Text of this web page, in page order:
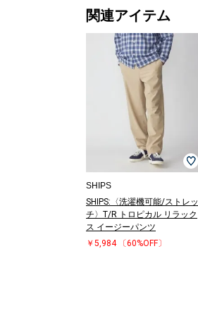
関連アイテム
SHIPS
SHIPS:〈洗濯機可能/ストレッ
チ〉T/R トロピカル リラック
ス イージーパンツ
￥5,984
〔60%OFF〕